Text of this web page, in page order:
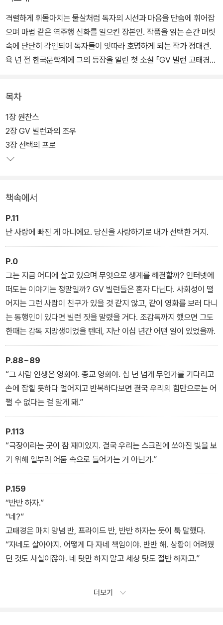
격렬하게 휘몰아치는 물살처럼 독자의 시선과 마음을 단숨에 휘어잡
으며 마법 같은 역주행 신화를 일으킨 장본인. 작품을 읽는 순간 머릿
속에 단단히 각인되어 독자들이 잇따라 호명하게 되는 작가 정대건.
육 년 전 한국문학계에 그의 등장을 알린 첫 소설 『GV 빌런 고태경』
“소설 속 여러 요소가 균형을 이루고 있고 장편으로서 완성도를 충실
하게 갖췄다”는 심사평과 함께 2020년 한경 신춘문예 장편소설 부
문에 당선된 『GV 빌런 고태경』은 명실공히 정대건 소설의 출발점이
자 풋풋하고도 애틋한 첫 작품이라 하겠다. 지난날의 문장을 세세히
가다듬고 새로운 작가의 말을 더해 새 모습으로 우리 곁을 찾아온 이
목차
1장 원찬스
2장 GV 빌런과의 조우
3장 선택의 프로
책속에서
P.11
난 사랑에 빠진 게 아니에요. 당신을 사랑하기로 내가 선택한 거지.
P.0
그는 지금 어디에 살고 있으며 무엇으로 생계를 해결할까? 인터넷에
떠도는 이야기는 정말일까? GV 빌런들은 혼자 다닌다. 사회성이 떨
어지는 그런 사람이 친구가 있을 것 같지 않고, 같이 영화를 보러 다니
는 동행인이 있다면 빌런 짓을 말렸을 거다. 조감독까지 했으면 그도
한때는 감독 지망생이었을 텐데, 지난 이십 년간 어떤 일이 있었을까.
P.88~89
“그 사람 인생은 영화야. 종교 영화야. 십 년 넘게 무언가를 기다리고
손에 잡힐 듯하다 멀어지고 반복하다보면 결국 우리의 힘만으로는 어
쩔 수 없다는 걸 알게 돼.”
P.113
“극장이라는 곳이 참 재미있지. 결국 우리는 스크린에 쏘아진 빛을 보
기 위해 일부러 어둠 속으로 들어가는 거 아닌가.”
P.159
“반반 하자.”
“네?”
고태경은 마치 양념 반, 프라이드 반, 반반 하자는 듯이 툭 말했다.
“자네도 살아야지. 어떻게 다 자네 책임이야. 반반 해. 상황이 어려웠
던 것도 사실이잖아. 네 탓만 하지 말고 세상 탓도 절반 하자고.”
더보기